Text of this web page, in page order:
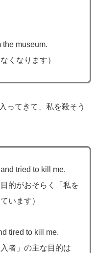
the museum.
くなります）
ってきて、私を殺そう
tried to kill me.
的がおそらく「私を
います）
tired to kill me.
者」の主な目的は